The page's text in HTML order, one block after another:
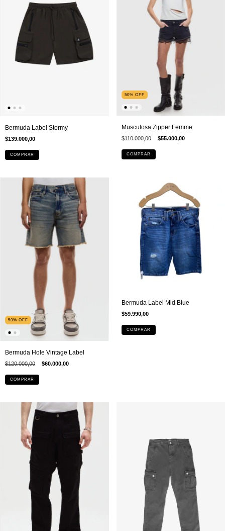
Bermuda Label Stormy
$139.000,00
COMPRAR
50% OFF
Musculosa Zipper Femme
$110.000,00 $55.000,00
COMPRAR
50% OFF
Bermuda Hole Vintage Label
$120.000,00 $60.000,00
COMPRAR
Bermuda Label Mid Blue
$59.990,00
COMPRAR